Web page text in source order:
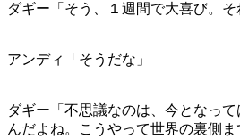
ダギー「そう、１週間で大喜び。
アンディ「そうだな」
ダギー「不思議なのは、今となっ
んだよね。こうやって世界の裏側